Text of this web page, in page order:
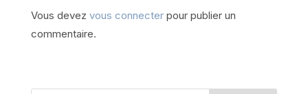
Vous devez vous connecterpour publier un
commentaire.